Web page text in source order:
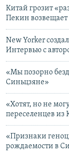
Китай грозит
Пекин возвещает
New Yorker
Интервью с
«Мы позорно
Синьцзяне»
«Хотят, но не
переселенцев из
«Признаки
рождаемости в